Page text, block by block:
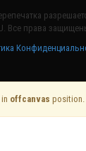
Все права
offcanvas position.